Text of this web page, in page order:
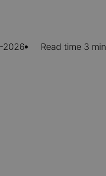
2026 Read time 3 min